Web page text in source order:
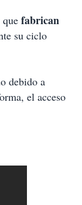
fabrican
su ciclo
debido a
el acceso